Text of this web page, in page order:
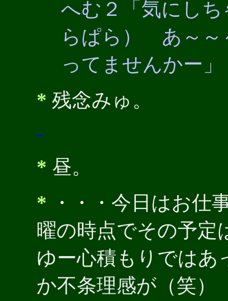
へむ２「気にし
らぱら） あ～～
ってませんかー」
* 残念みゅ。
-
* 昼。
* ・・・今日はお仕
曜の時点でその予定
ゆー心積もりではあ
か不条理感が（笑）